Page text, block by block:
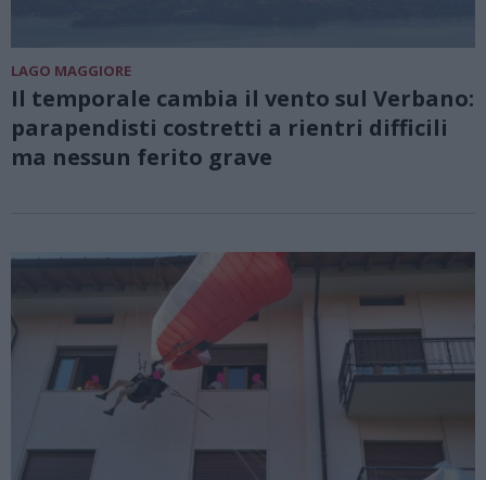
LAGO MAGGIORE
Il temporale cambia il vento sul Verbano:
parapendisti costretti a rientri difficili
ma nessun ferito grave